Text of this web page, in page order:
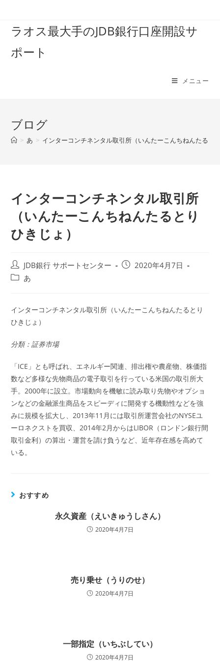
ラオス最大手のJDB銀行口座開設サ
ポート
メニュー
ブログ
> あ > インターコンチネンタル取引所（いんたーこんちねんたると
インターコンチネンタル取引所
（いんたーこんちねんたるとり
ひきじょ）
投
稿
JDB銀行 サポートセンター
投
日:
2020年4月7日
投
テ
ゴ
ー:
あ
インターコンチネンタル取引所（いんたーこんちねんたるとり
ひきじょ）
分類：証券市場
「ICE」とも呼ばれ、エネルギー関連、排出権や農産物、株価指
数など多様な先物商品の電子取引を行っている米国の取引所大
手。2000年に設立。市場動向を機敏に読み取り先物やオプショ
ンなどの金融派生商品をスピーディに開発する機動性などを強
みに規模を拡大し、2013年11月には取引所運営会社のNYSEユ
ーロネクストを買収、2014年2月からはLIBOR（ロンドン銀行間
取引金利）の算出・運営を請け負うなど、近年存在感を高めて
いる。
おすすめ
永久資産（えいきゅうしさん）
2020年4月7日
売り乗せ（うりのせ）
2020年4月7日
一部指定（いちぶしてい）
2020年4月7日